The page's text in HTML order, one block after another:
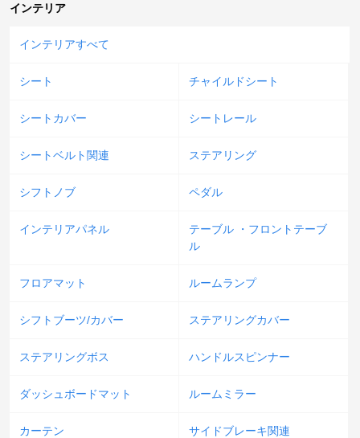
インテリア
インテリアすべて
シート チャイルドシート
シートカバー シートレール
シートベルト関連 ステアリング
シフトノブ ペダル
インテリアパネル
テーブル ・フロントテーブ
ル
フロアマット ルームランプ
シフトブーツ/カバー ステアリングカバー
ステアリングボス ハンドルスピンナー
ダッシュボードマット ルームミラー
カーテン サイドブレーキ関連